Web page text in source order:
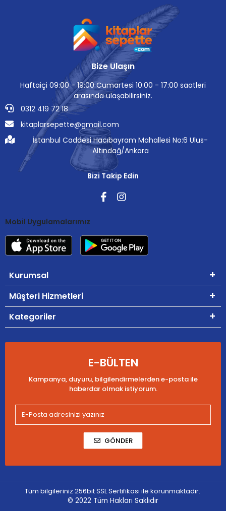
Bize Ulaşın
Haftaiçi 09:00 - 19:00 Cumartesi 10:00 - 17:00 saatleri
arasında ulaşabilirsiniz.
0312 419 72 18
kitaplarsepette@gmail.com
İstanbul Caddesi Hacıbayram Mahallesi No:6 Ulus-
Altındağ/Ankara
Bizi Takip Edin
Mobil Uygulamalarımız
Kurumsal
Müşteri Hizmetleri
Kategoriler
E-BÜLTEN
Kampanya, duyuru, bilgilendirmelerden e-posta ile
haberdar olmak istiyorum.
GÖNDER
Tüm bilgileriniz 256bit SSL Sertifikası ile korunmaktadır.
© 2022 Tüm Hakları Saklıdır